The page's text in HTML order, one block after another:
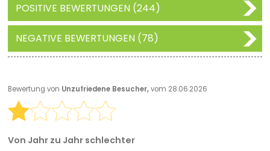
POSITIVE BEWERTUNGEN (244)
NEGATIVE BEWERTUNGEN (78)
Bewertung von Unzufriedene Besucher,vom 28.06.2026
Von Jahr zu Jahr schlechter